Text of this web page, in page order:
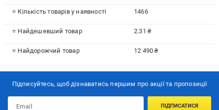
⭐ Кількість товарів у наявності 1466
⭐ Найдешевший товар 2.31 ₴
⭐ Найдорожчий товар 12 490 ₴
Підписуйтесь, щоб дізнаватись першим про акції та пропозиції
ПІДПИСАТИСЯ